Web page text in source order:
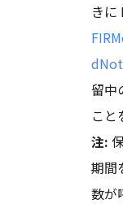
きに
留中
こと
注:
期間
数が